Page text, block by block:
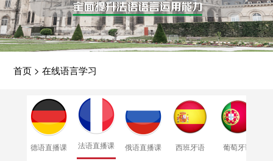
首页 >在线语言学习
德语直播课 法语直播课 俄语直播课 西班牙语 葡萄牙语